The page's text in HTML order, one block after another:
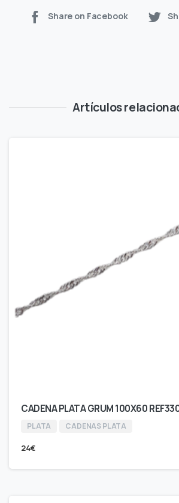
Share on Facebook
Artículos
CADENA PLATA GRUM 100X60
PLATA CADENAS PLATA
24€